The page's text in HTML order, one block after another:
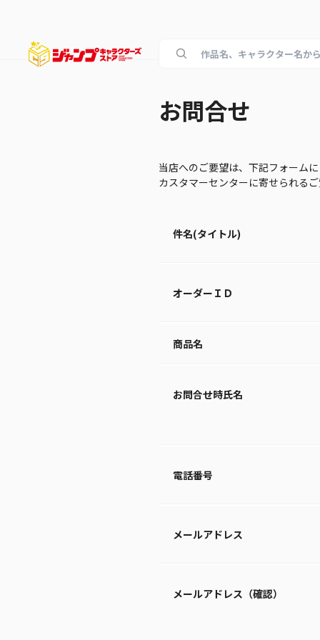
お問合せ
当店へのご要望は、下記フォーム
カスタマーセンターに寄せられる
件名(タイトル)
オーダーＩＤ
商品名
お問合せ時氏名
電話番号
メールアドレス
メールアドレス（確認）